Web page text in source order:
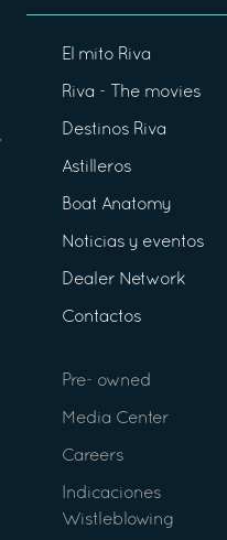
El mito Riva
Riva - The movies
Destinos Riva
Astilleros
Boat Anatomy
Noticias y eventos
Dealer Network
Contactos
Pre- owned
Media Center
Careers
Indicaciones
Wistleblowing